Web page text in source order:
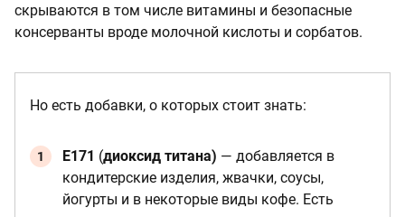
скрываются в том числе витамины и безопасные
консерванты вроде молочной кислоты и сорбатов.
Но есть добавки, о которых стоит знать:
E171 (диоксид титана) — добавляется в
кондитерские изделия, жвачки, соусы,
йогурты и в некоторые виды кофе. Есть